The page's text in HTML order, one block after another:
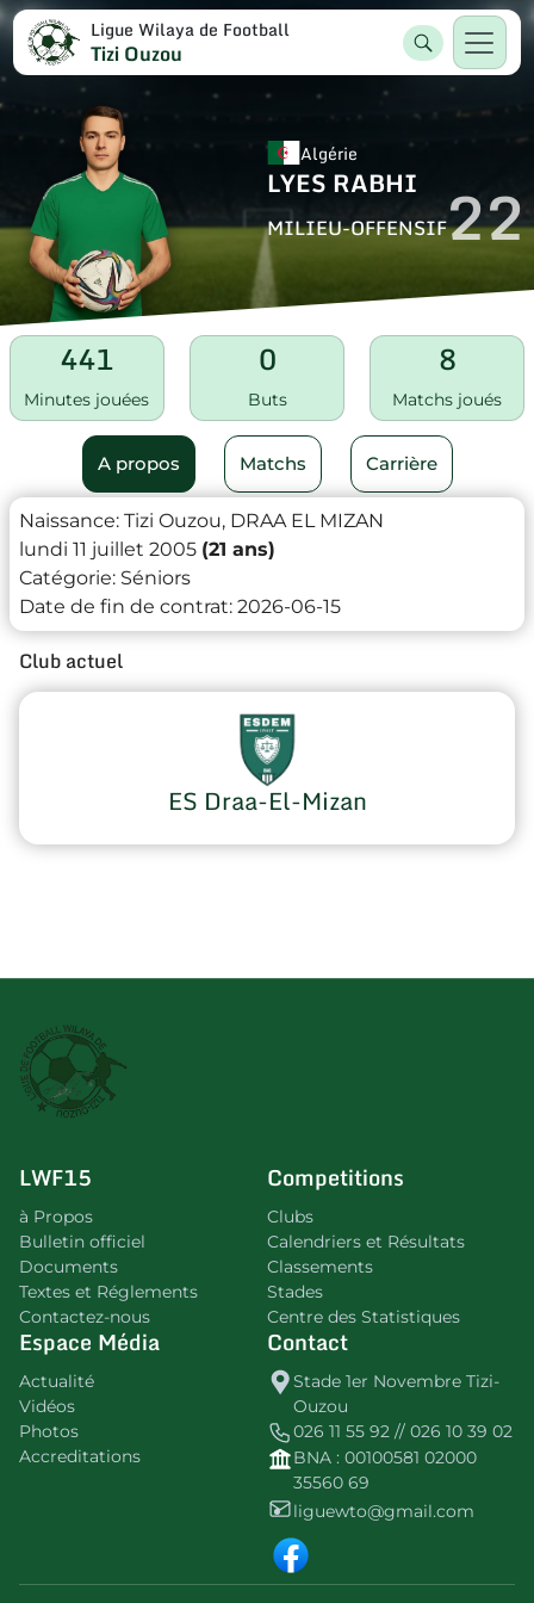
Ligue Wilaya de Football
Tizi Ouzou
Algérie
LYES RABHI
MILIEU-OFFENSIF22
441
Minutes jouées
0
Buts
8
Matchs joués
A propos Matchs Carrière
Naissance: Tizi Ouzou, DRAA EL MIZAN
lundi 11 juillet 2005 (21 ans)
Catégorie: Séniors
Date de fin de contrat: 2026-06-15
Club actuel
ES Draa-El-Mizan
LWF15
à Propos
Bulletin officiel
Documents
Textes et Réglements
Contactez-nous
Competitions
Clubs
Calendriers et Résultats
Classements
Stades
Centre des Statistiques
Espace Média
Actualité
Vidéos
Photos
Accreditations
Contact
Stade 1er Novembre Tizi-
Ouzou
026 11 55 92 // 026 10 39 02
BNA : 00100581 02000
35560 69
liguewto@gmail.com